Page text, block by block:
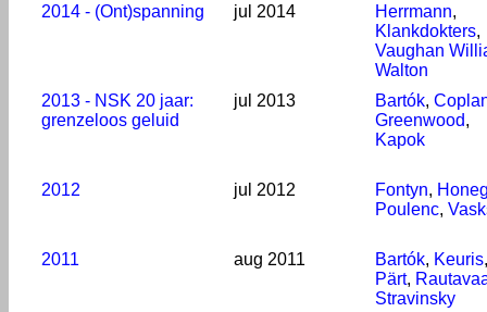
2014 - (Ont)spanning
jul 2014 Herrmann,
Klankdokters,
Vaughan
Walton
2013 - NSK 20 jaar:
grenzeloos geluid
jul 2013 Bartók,
Greenwood,
Kapok
2012 jul 2012 Fontyn,
Poulenc,
2011 aug 2011 Bartók, Keuris,
Pärt,
Stravinsky